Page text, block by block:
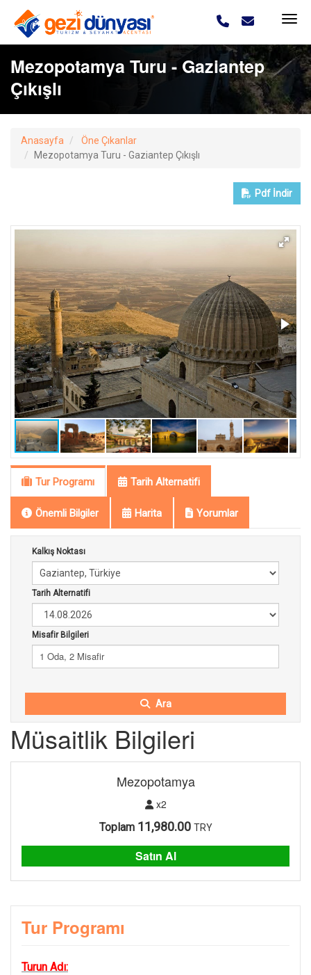
Mezopotamya Turu - Gaziantep
Çıkışlı
Anasayfa
Öne Çıkanlar
Mezopotamya Turu - Gaziantep Çıkışlı
Pdf İndir
Tur Programı Tarih Alternatifi
Önemli Bilgiler Harita Yorumlar
Kalkış Noktası
Tarih Alternatifi
Misafir Bilgileri
1 Oda, 2 Misafir
Ara
Müsaitlik Bilgileri
Mezopotamya
x2
Toplam 11,980.00 TRY
Satın Al
Tur Programı
Turun Adı: